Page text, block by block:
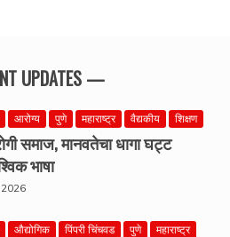
UPDATES —
आरोग्य पुणे महाराष्ट्र वैद्यकीय शिक्षण
समाज, मानवतेचा धागा घट्ट
भाषा
2026
औद्योगिक पिंपरी चिंचवड पुणे
महाराष्ट्र